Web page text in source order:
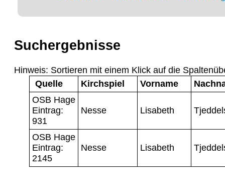
Suchergebnisse
Hinweis: Sortieren mit einem Klick auf die
Quelle
Kirchspiel Vorname
OSB Hage
Eintrag:
931
Nesse Lisabeth
OSB Hage
Eintrag:
2145
Nesse Lisabeth